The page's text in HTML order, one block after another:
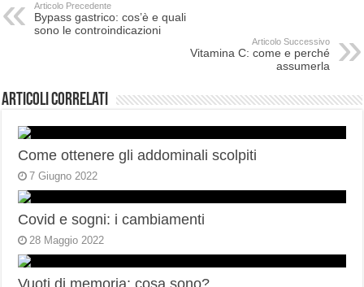
Articolo Precedente
Bypass gastrico: cos’è e quali
sono le controindicazioni
Articolo Successivo
Vitamina C: come e perché
assumerla
Articoli correlati
Come ottenere gli addominali scolpiti
7 Giugno 2022
Covid e sogni: i cambiamenti
28 Maggio 2022